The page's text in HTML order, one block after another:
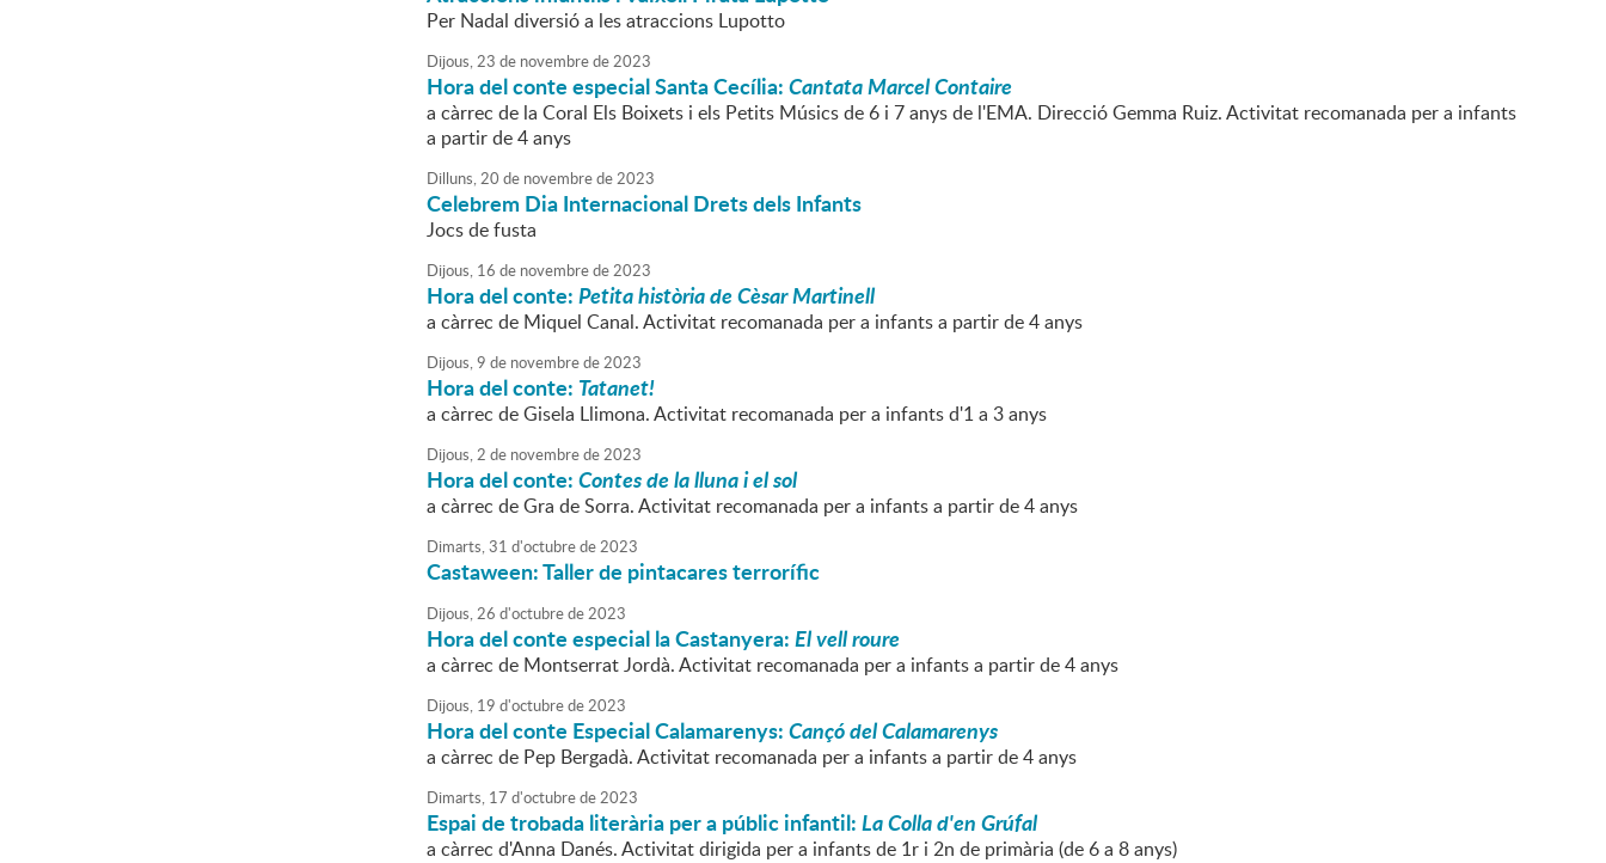
Per Nadal diversió a les atraccions Lupotto
Dijous,23 de novembrede2023
Hora del conte especial Santa Cecília:Cantata Marcel Contaire
a càrrec de la Coral Els Boixets i els Petits Músics de 6 i 7 anys de l'EMA. Direcció Gemma Ruiz. Activitat recomanada per a infants
a partir de 4 anys
Dilluns,20 de novembrede2023
Celebrem Dia Internacional Drets dels Infants
Jocs de fusta
Dijous, 16 de novembrede2023
Hora del conte:Petita història de Cèsar Martinell
a càrrec de Miquel Canal. Activitat recomanada per a infants a partir de 4 anys
Dijous,9 de novembrede2023
Hora del conte: Tatanet!
a càrrec de Gisela Llimona. Activitat recomanada per a infants d'1 a 3 anys
Dijous,2 de novembrede2023
Hora del conte:Contes de la lluna i el sol
a càrrec de Gra de Sorra. Activitat recomanada per a infants a partir de 4 anys
Dimarts,31 d'octubrede2023
Castaween: Taller de pintacares terrorífic
Dijous,26 d'octubrede2023
Hora del conte especial la Castanyera:El vell roure
a càrrec de Montserrat Jordà. Activitat recomanada per a infants a partir de 4 anys
Dijous, 19 d'octubrede2023
Hora del conte Especial Calamarenys:Cançó del Calamarenys
a càrrec de Pep Bergadà. Activitat recomanada per a infants a partir de 4 anys
Dimarts, 17 d'octubrede2023
Espai de trobada literària per a públic infantil:La Colla d'en Grúfal
a càrrec d'Anna Danés. Activitat dirigida per a infants de 1r i 2n de primària (de 6 a 8 anys)